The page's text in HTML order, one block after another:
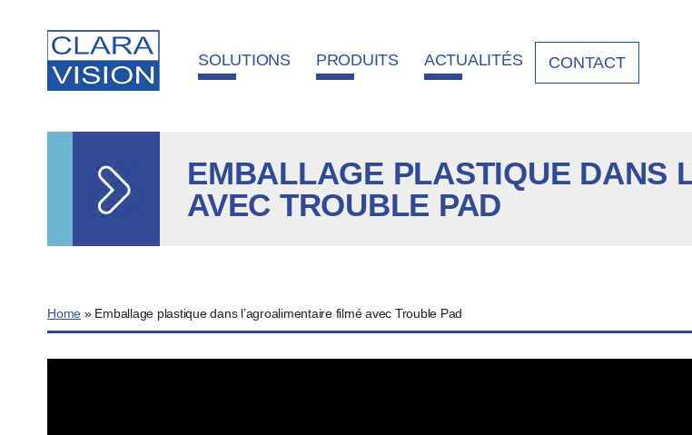
SOLUTIONS PRODUITS ACTUALITÉS CONTACT
EMBALLAGE PLASTIQUE DANS
AVEC TROUBLE PAD
Home » Emballage plastique dans l’agroalimentaire filmé avec Trouble Pad